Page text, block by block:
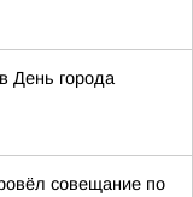
День города
совещание по